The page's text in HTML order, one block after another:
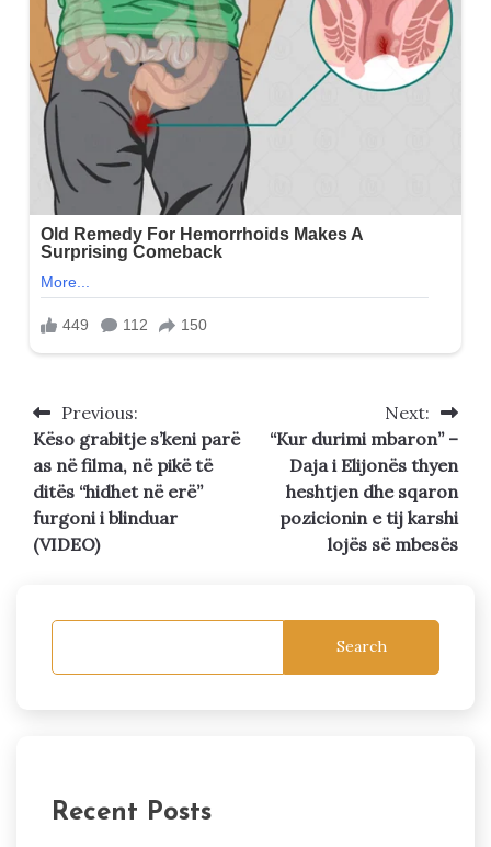
Post
navigation
Previous:
Këso grabitje s’keni parë
as në filma, në pikë të
ditës “hidhet në erë”
furgoni i blinduar
(VIDEO)
Next:
“Kur durimi mbaron” –
Daja i Elijonës thyen
heshtjen dhe sqaron
pozicionin e tij karshi
lojës së mbesës
Search
Recent Posts